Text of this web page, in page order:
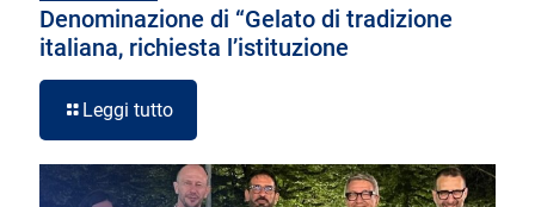
Denominazione di “Gelato di tradizione
italiana, richiesta l’istituzione
Leggi tutto